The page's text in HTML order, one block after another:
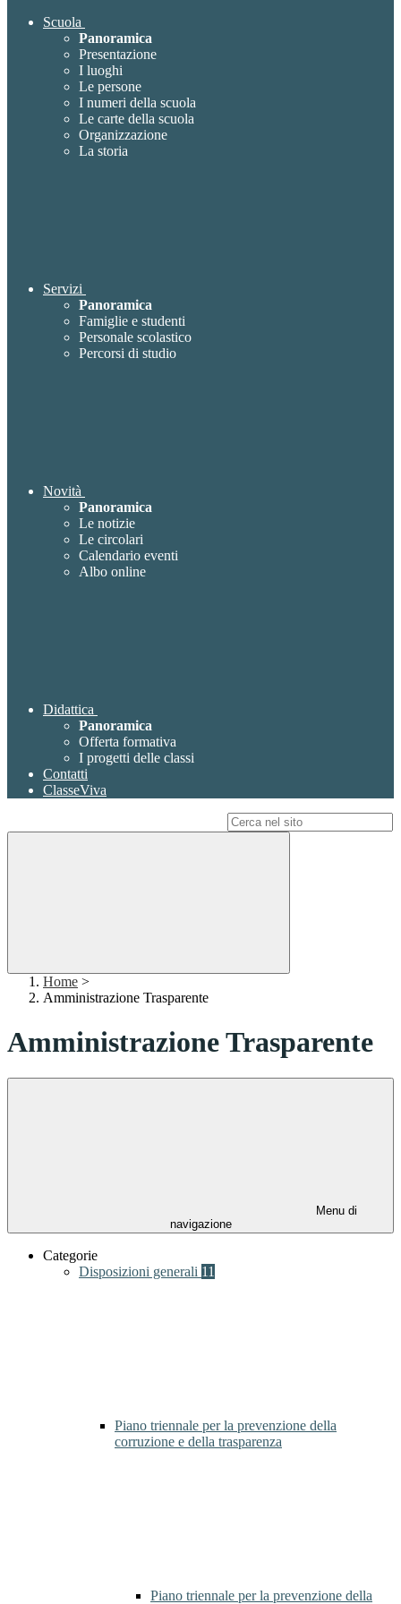
Scuola
Panoramica
Presentazione
I luoghi
Le persone
I numeri della scuola
Le carte della scuola
Organizzazione
La storia
Servizi
Panoramica
Famiglie e studenti
Personale scolastico
Percorsi di studio
Novità
Panoramica
Le notizie
Le circolari
Calendario eventi
Albo online
Didattica
Panoramica
Offerta formativa
I progetti delle classi
Contatti
ClasseViva
Home >
Amministrazione Trasparente
Amministrazione Trasparente
Menu di
navigazione
Categorie
Disposizioni generali 11
Piano triennale per la prevenzione della
corruzione e della trasparenza
Piano triennale per la prevenzione della